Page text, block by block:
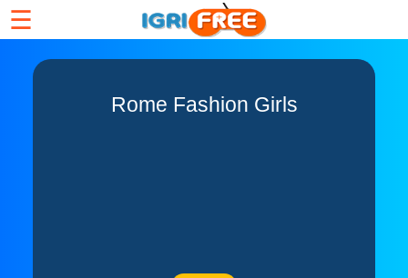
☰
Rome Fashion Girls